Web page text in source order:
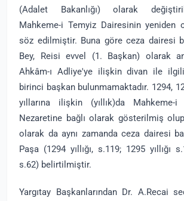
(Adalet Bakanlığı) olarak
Mahkeme-i Temyiz Dairesinin yeniden
söz edilmiştir. Buna göre ceza dairesi
Bey, Reisi evvel (1. Başkan) olarak
Ahkâm-ı Adliye'ye ilişkin divan ile
birinci başkan bulunmamaktadır. 1294,
yıllarına ilişkin (yıllık)da Mahkeme-
Nezaretine bağlı olarak gösterilmiş
olarak da aynı zamanda ceza dairesi
Paşa (1294 yıllığı, s.119; 1295 yıllığı
s.62) belirtilmiştir.
Yargıtay Başkanlarından Dr. A.Recai